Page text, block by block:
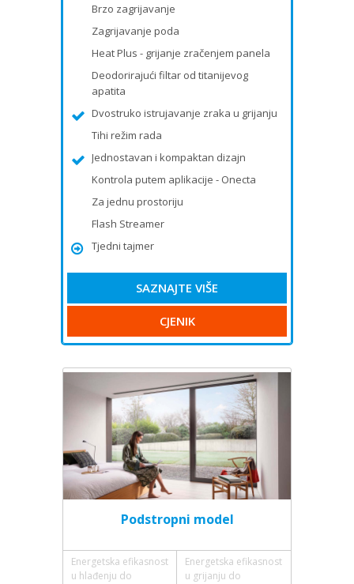
Brzo zagrijavanje
Zagrijavanje poda
Heat Plus - grijanje zračenjem panela
Deodorirajući filtar od titanijevog
apatita
Dvostruko istrujavanje zraka u grijanju
Tihi režim rada
Jednostavan i kompaktan dizajn
Kontrola putem aplikacije - Onecta
Za jednu prostoriju
Flash Streamer
Tjedni tajmer
SAZNAJTE VIŠE
CJENIK
Podstropni model
Energetska efikasnost
u hlađenju do
Energetska efikasnost
u grijanju do